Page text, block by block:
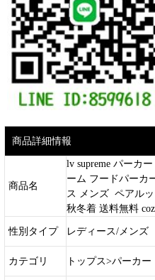
商品詳細情報
商品名
lv supreme パーカ
ーム フードパーカ
ス メンズ ペアル
秋冬着 送料無料
性別タイプ レディース/メンズ
カテゴリ トップス>パーカー